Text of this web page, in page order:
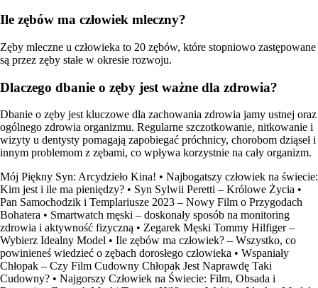
Ile zębów ma człowiek mleczny?
Zęby mleczne u człowieka to 20 zębów, które stopniowo zastępowane
są przez zęby stałe w okresie rozwoju.
Dlaczego dbanie o zęby jest ważne dla zdrowia?
Dbanie o zęby jest kluczowe dla zachowania zdrowia jamy ustnej oraz
ogólnego zdrowia organizmu. Regularne szczotkowanie, nitkowanie i
wizyty u dentysty pomagają zapobiegać próchnicy, chorobom dziąseł i
innym problemom z zębami, co wpływa korzystnie na cały organizm.
Mój Piękny Syn: Arcydzieło Kina! • Najbogatszy człowiek na świecie:
Kim jest i ile ma pieniędzy? • Syn Sylwii Peretti – Królowe Życia •
Pan Samochodzik i Templariusze 2023 – Nowy Film o Przygodach
Bohatera • Smartwatch męski – doskonały sposób na monitoring
zdrowia i aktywność fizyczną • Zegarek Męski Tommy Hilfiger –
Wybierz Idealny Model • Ile zębów ma człowiek? – Wszystko, co
powinieneś wiedzieć o zębach dorosłego człowieka • Wspaniały
Chłopak – Czy Film Cudowny Chłopak Jest Naprawdę Taki
Cudowny? • Najgorszy Człowiek na Świecie: Film, Obsada i